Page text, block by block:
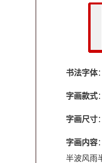
书法字体
字画款式
字画尺寸
字画内容
半波风雨